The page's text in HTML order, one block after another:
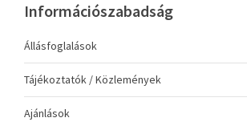
Információszabadság
Állásfoglalások
Tájékoztatók / Közlemények
Ajánlások